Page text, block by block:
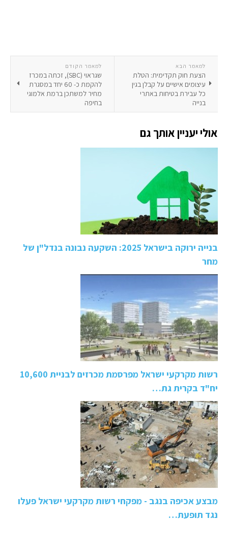
למאמר הקודם
שגראוי (SBC), זכתה במכרז
להקמת כ- 60 יחד במסגרת
מחיר למשתכן ברמת אלמוגי
בחיפה
למאמר הבא
הצעת חוק תקדימית: הטלת
עיצומים אישיים על קבלן בגין
כל עבירת בטיחות באתרי
בנייה
אולי יעניין אותך גם
בנייה ירוקה בישראל 2025: השקעה נבונה בנדל"ן של
מחר
רשות מקרקעי ישראל מפרסמת מכרזים לבניית 10,600
יח"ד בקרית גת…
מבצע אכיפה בנגב - מפקחי רשות מקרקעי ישראל פעלו
נגד תופעת…